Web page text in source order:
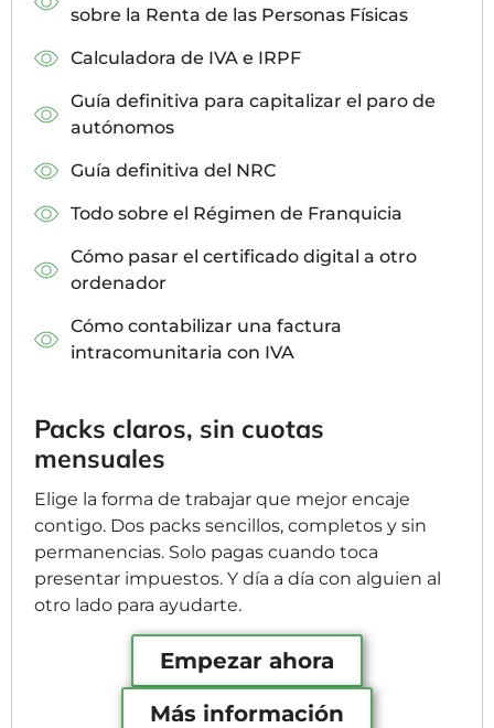
sobre la Renta de las Personas Físicas
Calculadora de IVA e IRPF
Guía definitiva para capitalizar el paro de
autónomos
Guía definitiva del NRC
Todo sobre el Régimen de Franquicia
Cómo pasar el certificado digital a otro
ordenador
Cómo contabilizar una factura
intracomunitaria con IVA
Packs claros, sin cuotas
mensuales
Elige la forma de trabajar que mejor encaje
contigo. Dos packs sencillos, completos y sin
permanencias. Solo pagas cuando toca
presentar impuestos. Y día a día con alguien al
otro lado para ayudarte.
Empezar ahora
Más información